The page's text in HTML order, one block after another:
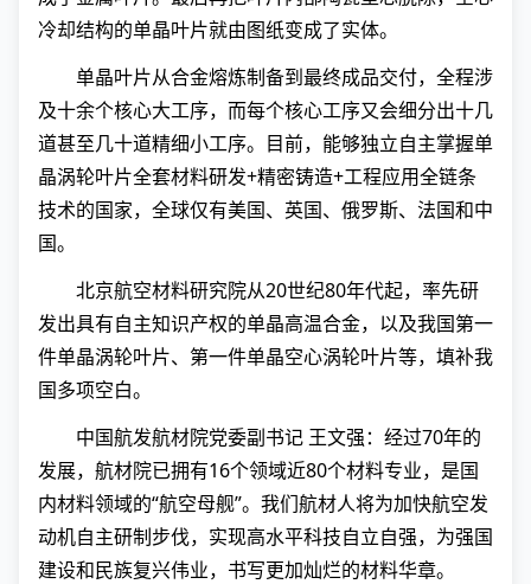
冷却结构的单晶叶片就由图纸变成了实体。
单晶叶片从合金熔炼制备到最终成品交付，全程涉
及十余个核心大工序，而每个核心工序又会细分出十几
道甚至几十道精细小工序。目前，能够独立自主掌握单
晶涡轮叶片全套材料研发+精密铸造+工程应用全链条
技术的国家，全球仅有美国、英国、俄罗斯、法国和中
国。
北京航空材料研究院从20世纪80年代起，率先研
发出具有自主知识产权的单晶高温合金，以及我国第一
件单晶涡轮叶片、第一件单晶空心涡轮叶片等，填补我
国多项空白。
中国航发航材院党委副书记 王文强：经过70年的
发展，航材院已拥有16个领域近80个材料专业，是国
内材料领域的“航空母舰”。我们航材人将为加快航空发
动机自主研制步伐，实现高水平科技自立自强，为强国
建设和民族复兴伟业，书写更加灿烂的材料华章。